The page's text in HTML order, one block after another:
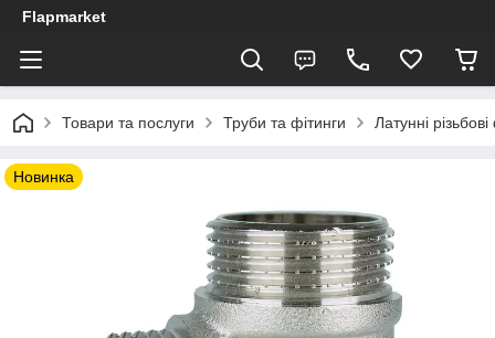
Flapmarket
Товари та послуги Труби та фітинги Латунні
Новинка